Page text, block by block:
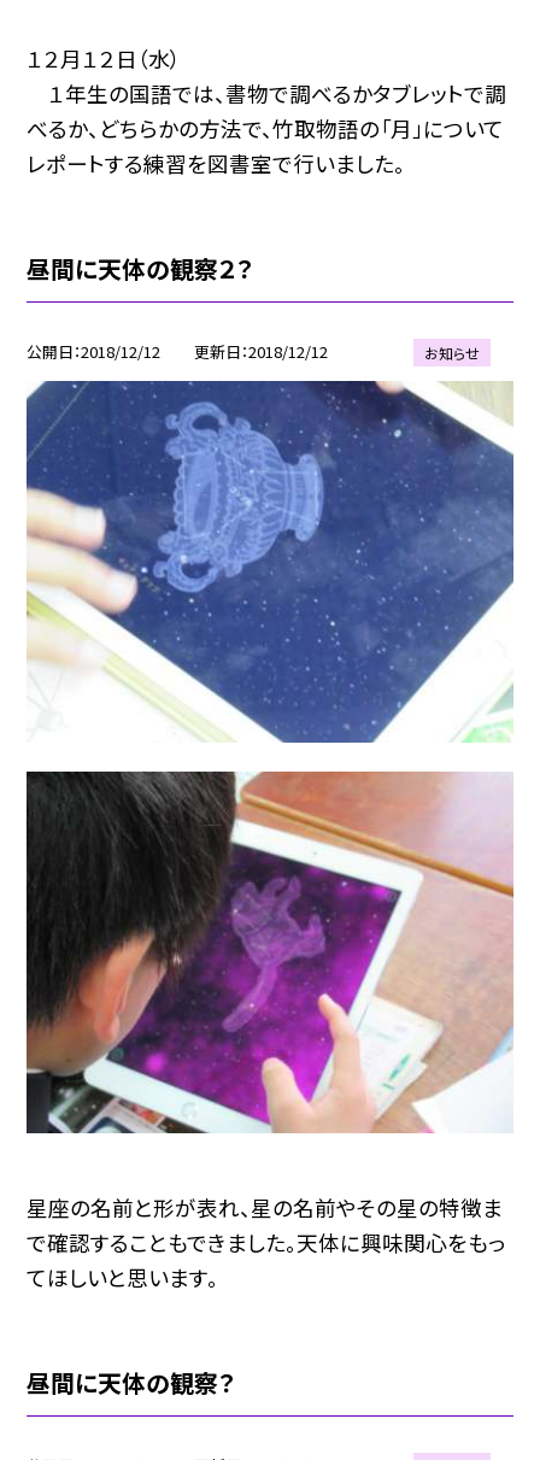
１２月１２日（水）
１年生の国語では、書物で調べるかタブレットで調
べるか、どちらかの方法で、竹取物語の「月」について
レポートする練習を図書室で行いました。
昼間に天体の観察２？
公開日 2018/12/12 更新日 2018/12/12 お知らせ
星座の名前と形が表れ、星の名前やその星の特徴ま
で確認することもできました。天体に興味関心をもっ
てほしいと思います。
昼間に天体の観察？